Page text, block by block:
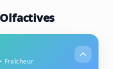
Fraîcheur